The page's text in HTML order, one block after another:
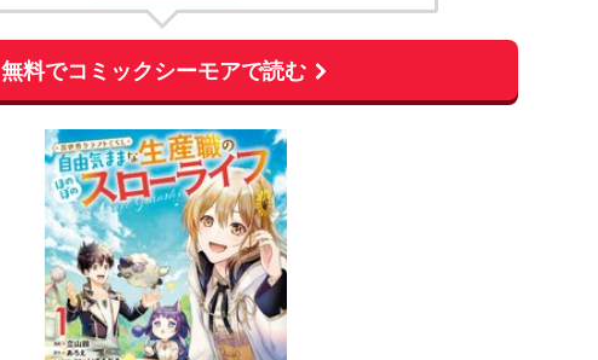
無料でコミックシーモアで読む